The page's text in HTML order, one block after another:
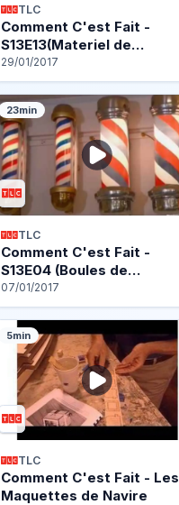
TLC
Comment C'est Fait -
S13E13(Materiel de
Cuisine…
29/01/2017
23min
TLC
Comment C'est Fait -
S13E04 (Boules de…
07/01/2017
5min
TLC
Comment C'est Fait - Les
Maquettes de Navire